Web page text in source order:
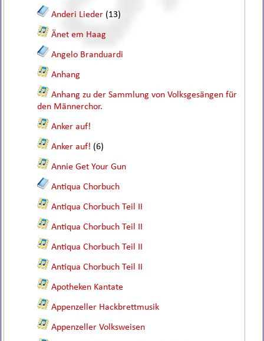
Anderi Lieder (13)
Änet em Haag
Angelo Branduardi
Anhang
Anhang zu der Sammlung von Volksgesängen für
den Männerchor.
Anker auf!
Anker auf! (6)
Annie Get Your Gun
Antiqua Chorbuch
Antiqua Chorbuch Teil II
Antiqua Chorbuch Teil II
Antiqua Chorbuch Teil II
Antiqua Chorbuch Teil II
Apotheken Kantate
Appenzeller Hackbrettmusik
Appenzeller Volksweisen